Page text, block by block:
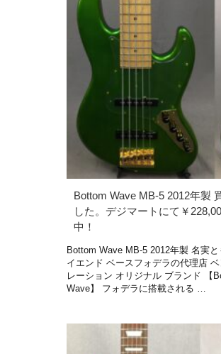
Bottom Wave MB-5 2012年製
した。デジマートにて￥
中！
Bottom Wave MB-5 2012年製 名実と
イエンド ベースフォデラの代理店
レーション オリジナル ブランド 【
Wave】 フォデラに搭載される …